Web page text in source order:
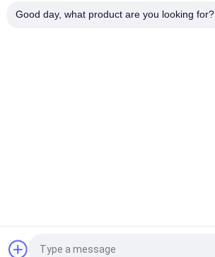
Good day, what product are you looking for?